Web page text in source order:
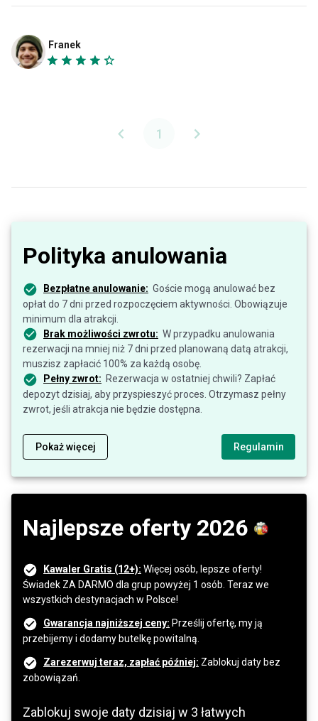
Franek
1
Polityka anulowania
Bezpłatne anulowanie: Goście mogą anulować bez
opłat do 7 dni przed rozpoczęciem aktywności. Obowiązuje
minimum dla atrakcji.
Brak możliwości zwrotu: W przypadku anulowania
rezerwacji na mniej niż 7 dni przed planowaną datą atrakcji,
muszisz zapłacić 100% za każdą osobę.
Pełny zwrot: Rezerwacja w ostatniej chwili? Zapłać
depozyt dzisiaj, aby przyspieszyć proces. Otrzymasz pełny
zwrot, jeśli atrakcja nie będzie dostępna.
Pokaż więcej Regulamin
Najlepsze oferty 2026
Kawaler Gratis (12+): Więcej osób, lepsze oferty!
Świadek ZA DARMO dla grup powyżej 1 osób. Teraz we
wszystkich destynacjach w Polsce!
Gwarancja najniższej ceny: Prześlij ofertę, my ją
przebijemy i dodamy butelkę powitalną.
Zarezerwuj teraz, zapłać później: Zablokuj daty bez
zobowiązań.
Zablokuj swoje daty dzisiaj w 3 łatwych